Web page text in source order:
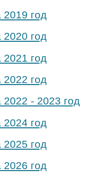
год
год
год
год
- 2023 год
год
год
год